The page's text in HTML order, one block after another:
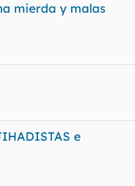
mierda y malas
e